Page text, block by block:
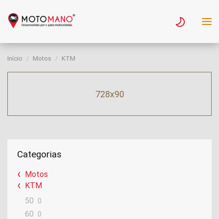
Início Motos KTM
728x90
Categorias
Motos
KTM
50
0
60 0